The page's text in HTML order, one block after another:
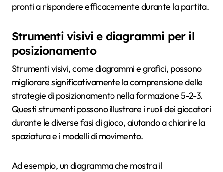
pronti a rispondere efficacemente durante la partita.
Strumenti visivi e diagrammi per il
posizionamento
Strumenti visivi, come diagrammi e grafici, possono
migliorare significativamente la comprensione delle
strategie di posizionamento nella formazione 5-2-3.
Questi strumenti possono illustrare i ruoli dei giocatori
durante le diverse fasi di gioco, aiutando a chiarire la
spaziatura e i modelli di movimento.
Ad esempio, un diagramma che mostra il